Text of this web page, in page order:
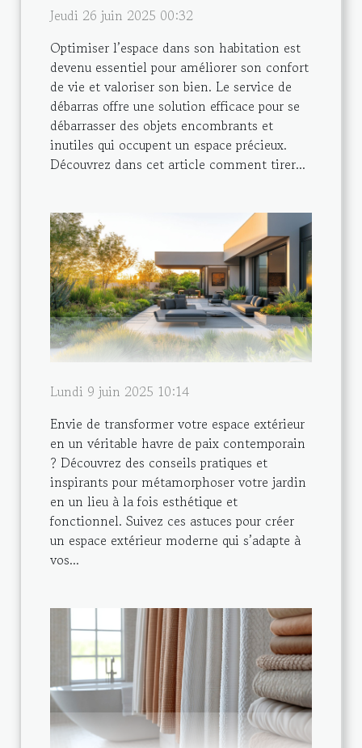
Jeudi 26 juin 2025 00:32
Optimiser l’espace dans son habitation est
devenu essentiel pour améliorer son confort
de vie et valoriser son bien. Le service de
débarras offre une solution efficace pour se
débarrasser des objets encombrants et
inutiles qui occupent un espace précieux.
Découvrez dans cet article comment tirer...
Lundi 9 juin 2025 10:14
Envie de transformer votre espace extérieur
en un véritable havre de paix contemporain
? Découvrez des conseils pratiques et
inspirants pour métamorphoser votre jardin
en un lieu à la fois esthétique et
fonctionnel. Suivez ces astuces pour créer
un espace extérieur moderne qui s’adapte à
vos...